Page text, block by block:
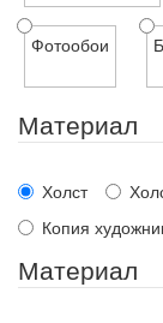
Фотообои
Материал
Холст
Копия
Материал